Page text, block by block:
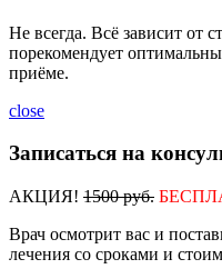
Не всегда. Всё зависит от
порекомендует
приёме.
close
Записаться на
АКЦИЯ! 1500 руб.
Врач осмотрит вас и
лечения со сроками и